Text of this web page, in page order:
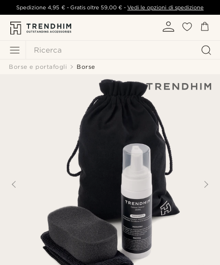
Ricerca
Spedizione4,95 €- Gratis oltre 59,00 € -Vedi le opzioni di spedizione
Borse e portafogli Borse